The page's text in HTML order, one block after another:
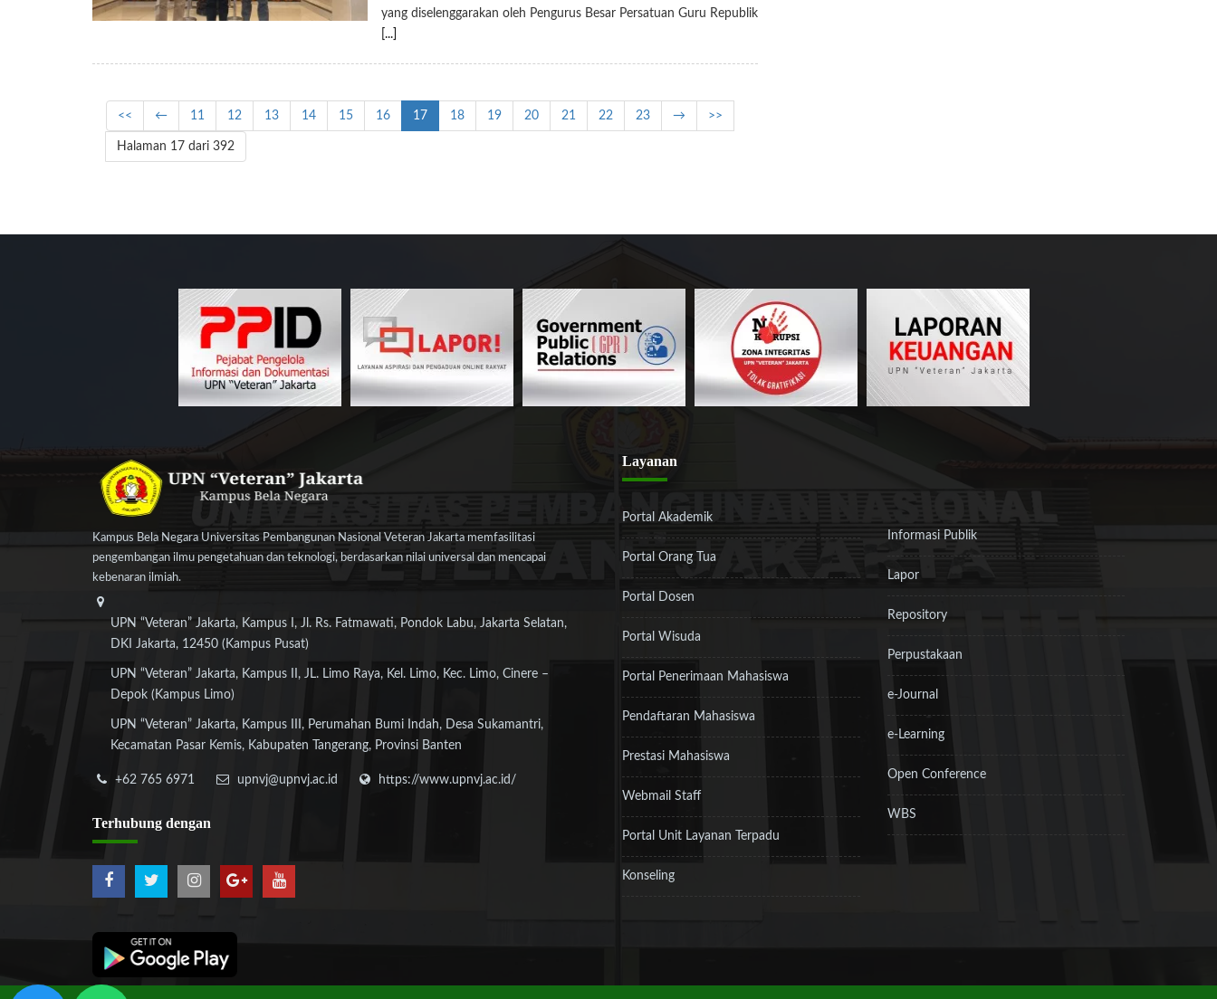
yang diselenggarakan oleh Pengurus Besar Persatuan Guru Republik
[...]
<< ← 11 12 13 14 15 16 17 18 19 20 21 22 23 → >>
Halaman 17 dari 392
Kampus Bela Negara Universitas Pembangunan Nasional Veteran Jakarta memfasilitasi
pengembangan ilmu pengetahuan dan teknologi, berdasarkan nilai universal dan mencapai
kebenaran ilmiah.
UPN “Veteran” Jakarta, Kampus I, Jl. Rs. Fatmawati, Pondok Labu, Jakarta Selatan,
DKI Jakarta, 12450 (Kampus Pusat)
UPN “Veteran” Jakarta, Kampus II, JL. Limo Raya, Kel. Limo, Kec. Limo, Cinere –
Depok (Kampus Limo)
UPN “Veteran” Jakarta, Kampus III, Perumahan Bumi Indah, Desa Sukamantri,
Kecamatan Pasar Kemis, Kabupaten Tangerang, Provinsi Banten
+62 765 6971 upnvj@upnvj.ac.id https://www.upnvj.ac.id/
Terhubung dengan
Layanan
Portal Akademik
Portal Orang Tua
Portal Dosen
Portal Wisuda
Portal Penerimaan Mahasiswa
Pendaftaran Mahasiswa
Prestasi Mahasiswa
Webmail Staff
Portal Unit Layanan Terpadu
Konseling
Informasi Publik
Lapor
Repository
Perpustakaan
e-Journal
e-Learning
Open Conference
WBS